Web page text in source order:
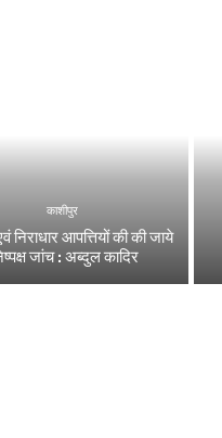
काशीपुर
निराधार आपत्तियों की की जाये
जांच : अब्दुल कादिर